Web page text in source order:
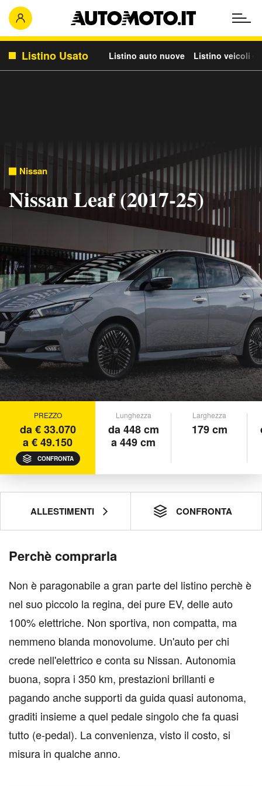
Listino Usato Listino auto nuove Listino veicoli
Nissan
Nissan Leaf (2017-25)
PREZZO
da € 33.070
a € 49.150
CONFRONTA
Lunghezza
da 448 cm
a 449 cm
Larghezza
179 cm
ALLESTIMENTI CONFRONTA
Perchè comprarla
Non è paragonabile a gran parte del listino perchè è
nel suo piccolo la regina, dei pure EV, delle auto
100% elettriche. Non sportiva, non compatta, ma
nemmeno blanda monovolume. Un'auto per chi
crede nell'elettrico e conta su Nissan. Autonomia
buona, sopra i 350 km, prestazioni brillanti e
pagando anche supporti da guida quasi autonoma,
graditi insieme a quel pedale singolo che fa quasi
tutto (e-pedal). La convenienza, visto il costo, si
misura in qualche anno.